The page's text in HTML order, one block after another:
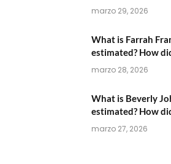
marzo 29, 2026
What is Farrah
estimated? How
marzo 28, 2026
What is Beverly
estimated? How
marzo 27, 2026